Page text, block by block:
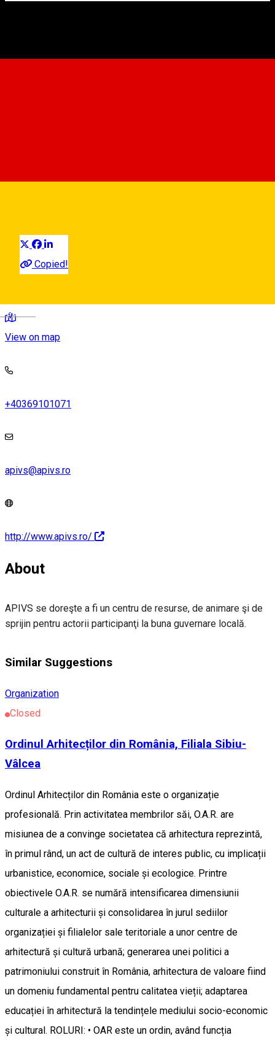
Deutsch
Copied!
View on map
+40369101071
apivs@apivs.ro
http://www.apivs.ro/
About
APIVS se doreşte a fi un centru de resurse, de animare şi de
sprijin pentru actorii participanţi la buna guvernare locală.
Similar Suggestions
Organization
Closed
Ordinul Arhitecților din România, Filiala Sibiu-
Vâlcea
Ordinul Arhitecților din România este o organizație
profesională. Prin activitatea membrilor săi, O.A.R. are
misiunea de a convinge societatea că arhitectura reprezintă,
în primul rând, un act de cultură de interes public, cu implicații
urbanistice, economice, sociale și ecologice. Printre
obiectivele O.A.R. se numără intensificarea dimensiunii
culturale a arhitecturii și consolidarea în jurul sediilor
organizației și filialelor sale teritoriale a unor centre de
arhitectură și cultură urbană; generarea unei politici a
patrimoniului construit în România, arhitectura de valoare fiind
un domeniu fundamental pentru calitatea vieții; adaptarea
educației în arhitectură la tendințele mediului socio-economic
și cultural. ROLURI: • OAR este un ordin, având funcția